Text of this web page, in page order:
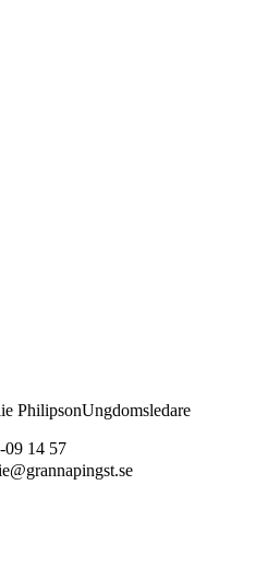
PhilipsonUngdomsledare
09 14 57